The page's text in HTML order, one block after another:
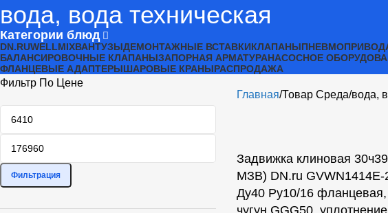
вода, вода техническая
Категории блюд
DN.RUWELLMIXВАНТУЗЫДЕМОНТАЖНЫЕ ВСТАВКИКЛАПАНЫ
БАЛАНСИРОВОЧНЫЕ КЛАПАНЫЗАПОРНАЯ АРМАТУРАНАСОСНОЕ
ФЛАНЦЕВЫЕ АДАПТЕРЫШАРОВЫЕ КРАНЫРАСПРОДАЖА
Фильтр По Цене
Фильтрация
Главная Товар Среда вода,
Задвижка клиновая
МЗВ) DN.ru GVWN1414E-
Ду40 Ру10/16
чугун GGG50,